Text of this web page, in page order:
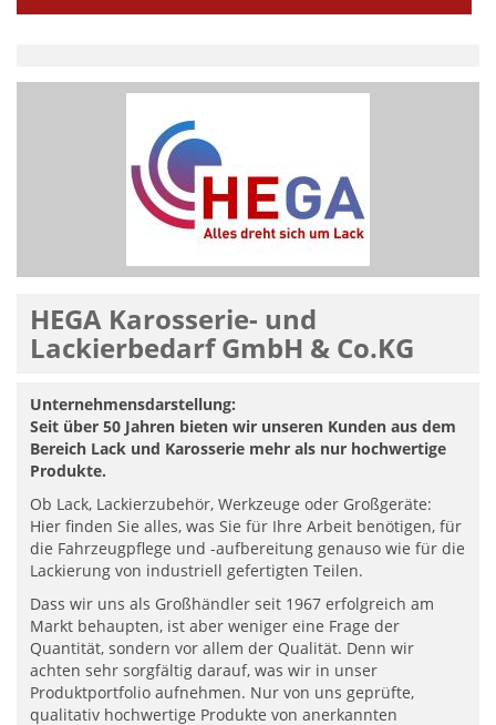
HEGA Karosserie- und
Lackierbedarf GmbH & Co.KG
Unternehmensdarstellung:
Seit über 50 Jahren bieten wir unseren Kunden aus dem
Bereich Lack und Karosserie mehr als nur hochwertige
Produkte.
Ob Lack, Lackierzubehör, Werkzeuge oder Großgeräte:
Hier finden Sie alles, was Sie für Ihre Arbeit benötigen, für
die Fahrzeugpflege und -aufbereitung genauso wie für die
Lackierung von industriell gefertigten Teilen.
Dass wir uns als Großhändler seit 1967 erfolgreich am
Markt behaupten, ist aber weniger eine Frage der
Quantität, sondern vor allem der Qualität. Denn wir
achten sehr sorgfältig darauf, was wir in unser
Produktportfolio aufnehmen. Nur von uns geprüfte,
qualitativ hochwertige Produkte von anerkannten